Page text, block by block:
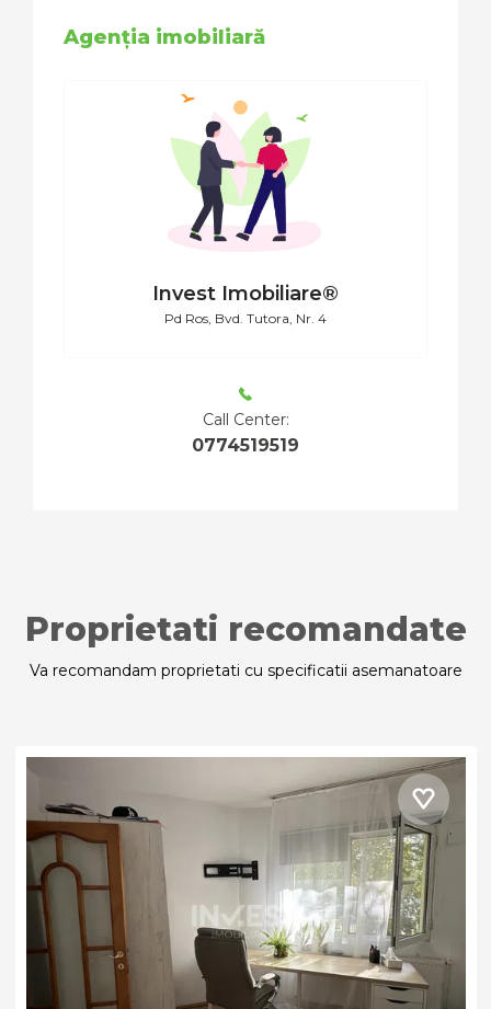
Agenția imobiliară
Invest Imobiliare®
Pd Ros, Bvd. Tutora, Nr. 4
Call Center:
0774519519
Proprietati recomandate
Va recomandam proprietati cu specificatii asemanatoare